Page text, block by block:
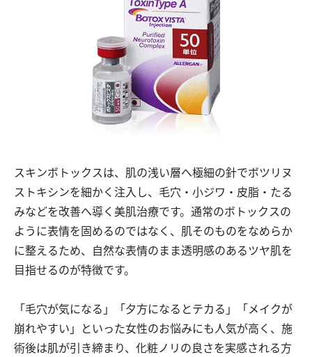
スキンボトックスは、肌の浅い層へ極細の針でボツリヌ
ストキシンを細かく注入し、毛穴・小ジワ・皮脂・たる
みなどを改善へ導く美肌治療です。通常のボトックスの
ように表情を固めるのではなく、肌そのものをなめらか
に整えるため、自然な表情のまま透明感のあるツヤ肌を
目指せるのが特徴です。
「毛穴が気になる」「夕方になるとテカる」「メイクが
崩れやすい」といった女性のお悩みにも人気が高く、施
術後は肌が引き締まり、化粧ノリの良さを実感される方